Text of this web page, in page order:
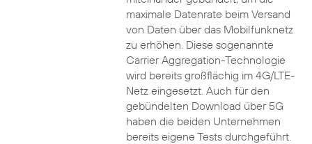
maximale Datenrate beim Versand
von Daten über das Mobilfunknetz
zu erhöhen. Diese sogenannte
Carrier Aggregation-Technologie
wird bereits großflächig im 4G/LTE-
Netz eingesetzt. Auch für den
gebündelten Download über 5G
haben die beiden Unternehmen
bereits eigene Tests durchgeführt.